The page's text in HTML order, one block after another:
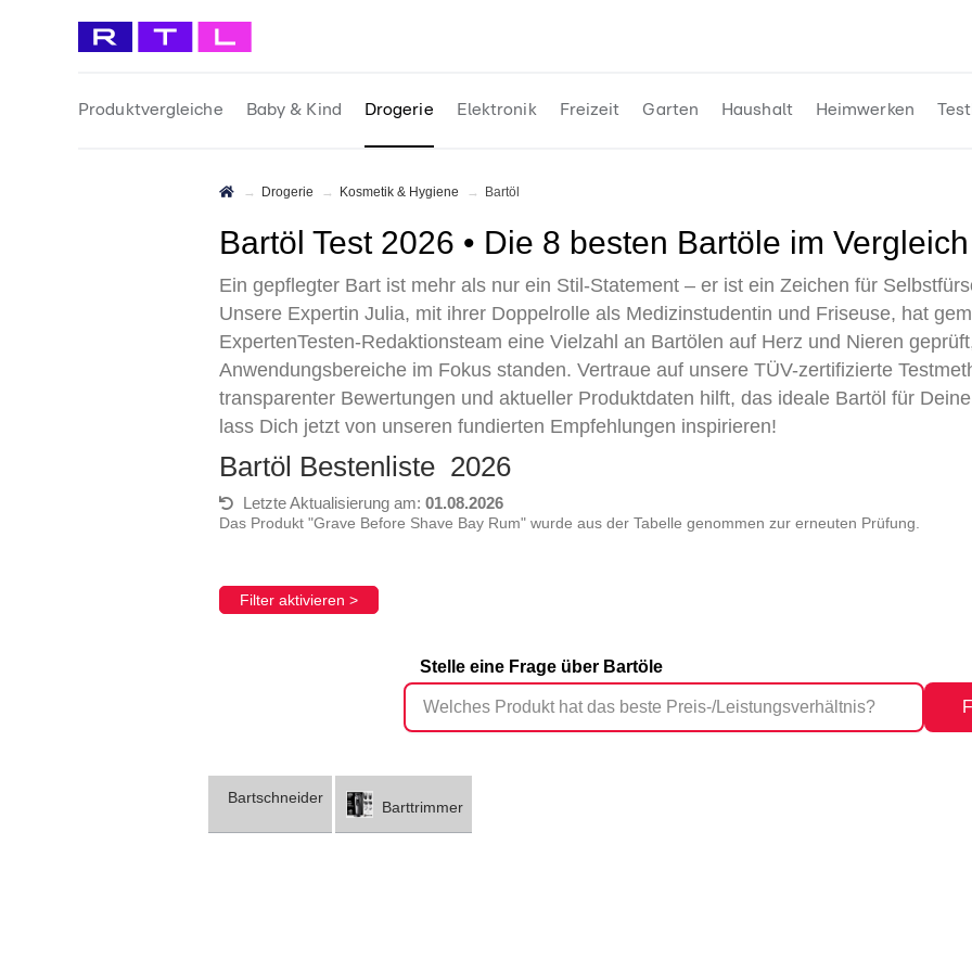
Produktvergleiche Baby & Kind Drogerie Elektronik Freizeit Garten Haushalt Heimwerken
Drogerie Kosmetik & Hygiene Bartöl
Bartöl Test 2026 • Die 8 besten Bartöle im Vergleich
Ein gepflegter Bart ist mehr als nur ein Stil-Statement – er ist ein Zeichen für
Unsere Expertin Julia, mit ihrer Doppelrolle als Medizinstudentin und Friseuse, hat
ExpertenTesten-Redaktionsteam eine Vielzahl an Bartölen auf Herz und Nieren
Anwendungsbereiche im Fokus standen. Vertraue auf unsere TÜV-zertifizierte
transparenter Bewertungen und aktueller Produktdaten hilft, das ideale Bartöl für
lass Dich jetzt von unseren fundierten Empfehlungen inspirieren!
Bartöl Bestenliste 2026
Letzte Aktualisierung am: 01.08.2026
Das Produkt "Grave Before Shave Bay Rum" wurde aus der Tabelle genommen zur erneuten Prüfung.
Filter aktivieren >
Stelle eine Frage über Bartöle
Bartschneider
Barttrimmer